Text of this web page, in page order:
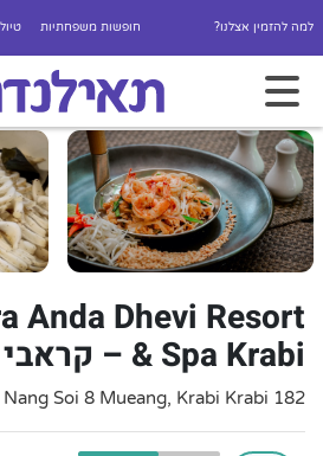
למה להזמין אצלנו? חופשות משפחתיות
Anda Dhevi Resort
& Spa Krabi – קראבי
182 Moo 3 Tumbol Ao Nang Soi 8 Mueang, Krabi Krabi